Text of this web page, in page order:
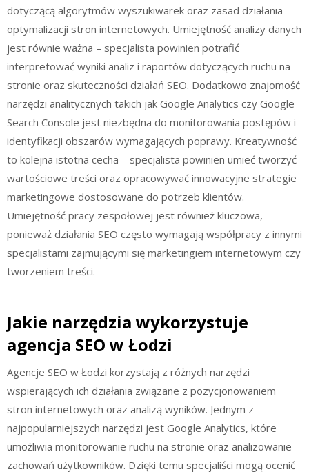
dotyczącą algorytmów wyszukiwarek oraz zasad działania
optymalizacji stron internetowych. Umiejętność analizy danych
jest równie ważna – specjalista powinien potrafić
interpretować wyniki analiz i raportów dotyczących ruchu na
stronie oraz skuteczności działań SEO. Dodatkowo znajomość
narzędzi analitycznych takich jak Google Analytics czy Google
Search Console jest niezbędna do monitorowania postępów i
identyfikacji obszarów wymagających poprawy. Kreatywność
to kolejna istotna cecha – specjalista powinien umieć tworzyć
wartościowe treści oraz opracowywać innowacyjne strategie
marketingowe dostosowane do potrzeb klientów.
Umiejętność pracy zespołowej jest również kluczowa,
ponieważ działania SEO często wymagają współpracy z innymi
specjalistami zajmującymi się marketingiem internetowym czy
tworzeniem treści.
Jakie narzędzia wykorzystuje
agencja SEO w Łodzi
Agencje SEO w Łodzi korzystają z różnych narzędzi
wspierających ich działania związane z pozycjonowaniem
stron internetowych oraz analizą wyników. Jednym z
najpopularniejszych narzędzi jest Google Analytics, które
umożliwia monitorowanie ruchu na stronie oraz analizowanie
zachowań użytkowników. Dzięki temu specjaliści mogą ocenić